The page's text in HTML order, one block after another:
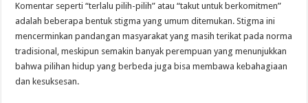
Komentar seperti “terlalu pilih-pilih” atau “takut untuk berkomitmen”
adalah beberapa bentuk stigma yang umum ditemukan. Stigma ini
mencerminkan pandangan masyarakat yang masih terikat pada norma
tradisional, meskipun semakin banyak perempuan yang menunjukkan
bahwa pilihan hidup yang berbeda juga bisa membawa kebahagiaan
dan kesuksesan.